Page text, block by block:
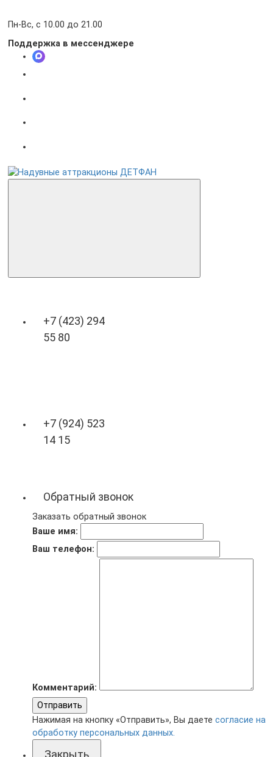
Пн-Вс, с 10.00 до 21.00
Поддержка в мессенджере
+7 (423) 294
55 80
+7 (924) 523
14 15
Обратный звонок
Заказать обратный звонок
Ваше имя:
Ваш телефон:
Комментарий:
Отправить
Нажимая на кнопку «Отправить», Вы даете согласие на
обработку персональных данных.
Закрыть